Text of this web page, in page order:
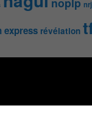
express révélation